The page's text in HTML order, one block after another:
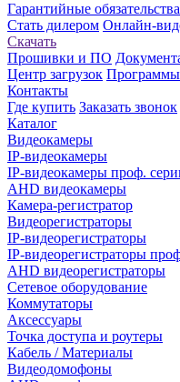
Гарантийные обязательства
Стать дилером Онлайн-
Скачать
Прошивки и ПО
Центр загрузок Программы
Контакты
Где купить Заказать звонок
Каталог
Видеокамеры
IP-видеокамеры
IP-видеокамеры проф.
AHD видеокамеры
Камера-регистратор
Видеорегистраторы
IP-видеорегистраторы
IP-видеорегистраторы
AHD видеорегистраторы
Сетевое оборудование
Коммутаторы
Аксессуары
Точка доступа и роутеры
Кабель / Материалы
Видеодомофоны